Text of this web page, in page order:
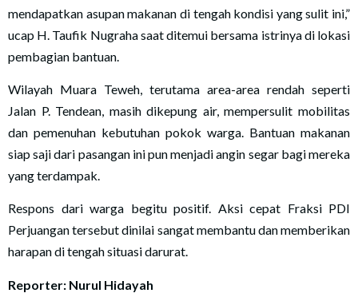
mendapatkan asupan makanan di tengah kondisi yang sulit ini,”
ucap H. Taufik Nugraha saat ditemui bersama istrinya di lokasi
pembagian bantuan.
Wilayah Muara Teweh, terutama area-area rendah seperti
Jalan P. Tendean, masih dikepung air, mempersulit mobilitas
dan pemenuhan kebutuhan pokok warga. Bantuan makanan
siap saji dari pasangan ini pun menjadi angin segar bagi mereka
yang terdampak.
Respons dari warga begitu positif. Aksi cepat Fraksi PDI
Perjuangan tersebut dinilai sangat membantu dan memberikan
harapan di tengah situasi darurat.
Reporter: Nurul Hidayah